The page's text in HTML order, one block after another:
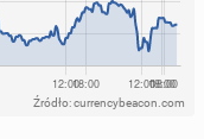
Źródło: currencybeacon.com